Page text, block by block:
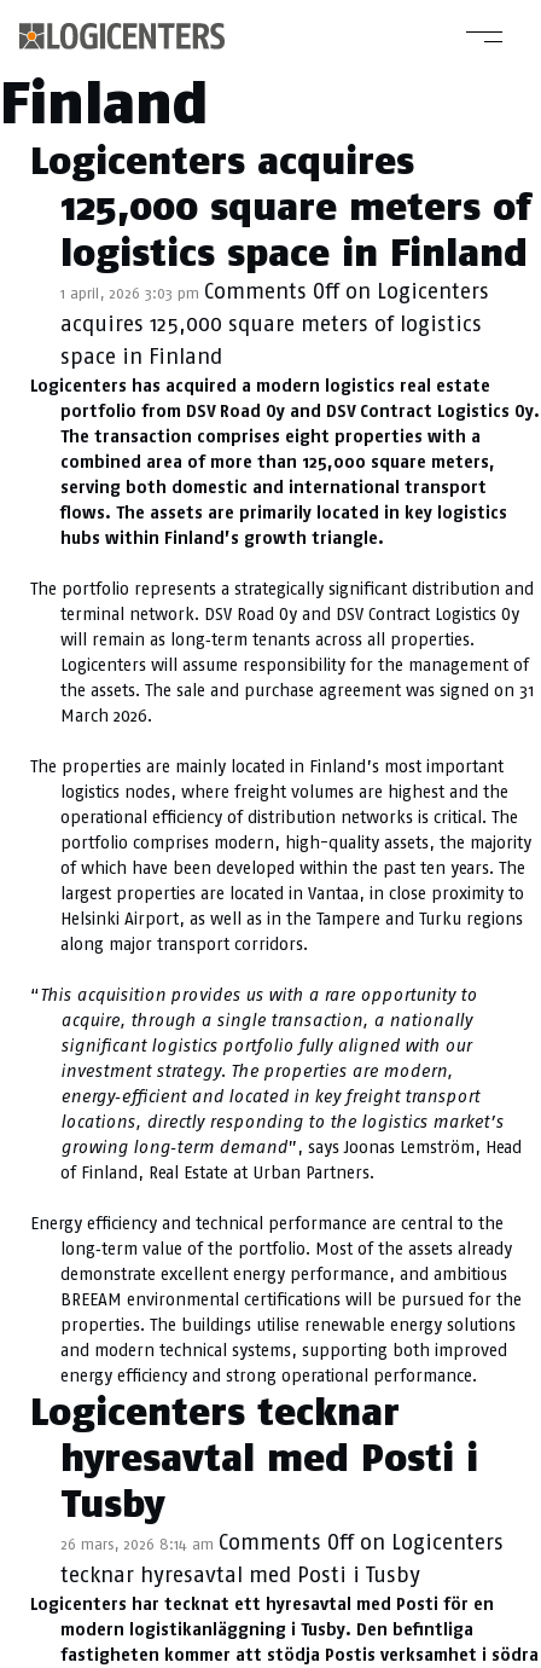
Kategori arkiv:
Finland
Logicenters acquires
125,000 square meters of
logistics space in Finland
1 april, 2026 3:03 pm Comments Offon Logicenters
acquires 125,000 square meters of logistics
space in Finland
Logicenters has acquired a modern logistics real estate
portfolio from DSV Road Oy and DSV Contract Logistics Oy.
The transaction comprises eight properties with a
combined area of more than 125,000 square meters,
serving both domestic and international transport
flows. The assets are primarily located in key logistics
hubs within Finland’s growth triangle.
The portfolio represents a strategically significant distribution and
terminal network. DSV Road Oy and DSV Contract Logistics Oy
will remain as long‑term tenants across all properties.
Logicenters will assume responsibility for the management of
the assets. The sale and purchase agreement was signed on 31
March 2026.
The properties are mainly located in Finland’s most important
logistics nodes, where freight volumes are highest and the
operational efficiency of distribution networks is critical. The
portfolio comprises modern, high-quality assets, the majority
of which have been developed within the past ten years. The
largest properties are located in Vantaa, in close proximity to
Helsinki Airport, as well as in the Tampere and Turku regions
along major transport corridors.
“This acquisition provides us with a rare opportunity to
acquire, through a single transaction, a nationally
significant logistics portfolio fully aligned with our
investment strategy. The properties are modern,
energy‑efficient and located in key freight transport
locations, directly responding to the logistics market’s
growing long‑term demand”, says Joonas Lemström, Head
of Finland, Real Estate at Urban Partners.
Energy efficiency and technical performance are central to the
long‑term value of the portfolio. Most of the assets already
demonstrate excellent energy performance, and ambitious
BREEAM environmental certifications will be pursued for the
properties. The buildings utilise renewable energy solutions
and modern technical systems, supporting both improved
energy efficiency and strong operational performance.
Logicenters tecknar
hyresavtal med Posti i
Tusby
26 mars, 2026 8:14 am Comments Offon Logicenters
tecknar hyresavtal med Posti i Tusby
Logicenters har tecknat ett hyresavtal med Posti för en
modern logistikanläggning i Tusby. Den befintliga
fastigheten kommer att stödja Postis verksamhet i södra